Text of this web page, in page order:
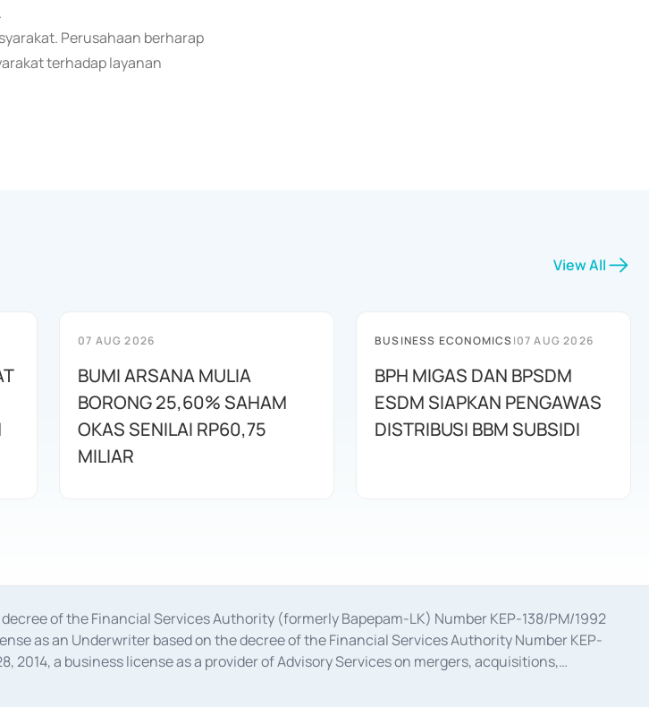
Perusahaan berharap
terhadap layanan
View All
07 AUG 2026
BUMI ARSANA MULIA
BORONG 25,60% SAHAM
OKAS SENILAI RP60,75
MILIAR
BUSINESS ECONOMICS|07 AUG 2026
BPH MIGAS DAN BPSDM
ESDM SIAPKAN PENGAWAS
DISTRIBUSI BBM SUBSIDI
of the Financial Services Authority (formerly Bapepam-LK) Number KEP-138/PM/1992
as an Underwriter based on the decree of the Financial Services Authority Number KEP-
2014, a business license as a provider of Advisory Services on mergers, acquisitions,
Number S-67/PM.21/2014 dated February 28, 2014, a business license as a provider of